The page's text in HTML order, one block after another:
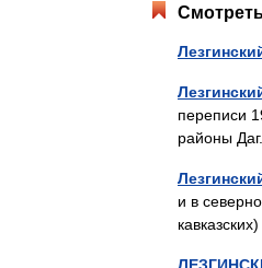
переписи
районы
и в